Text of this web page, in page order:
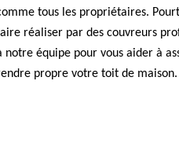
tous les propriétaires.
réaliser par des couvreurs
notre équipe pour vous aider à
propre votre toit de maison.